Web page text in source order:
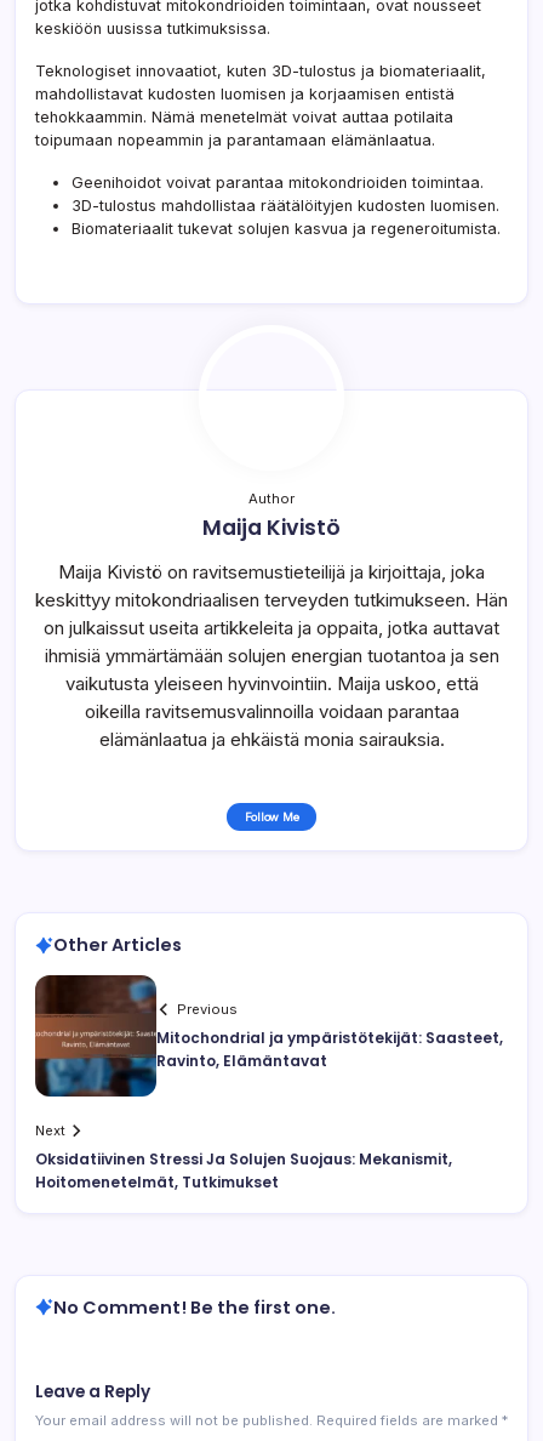
jotka kohdistuvat mitokondrioiden toimintaan, ovat nousseet
keskiöön uusissa tutkimuksissa.
Teknologiset innovaatiot, kuten 3D-tulostus ja biomateriaalit,
mahdollistavat kudosten luomisen ja korjaamisen entistä
tehokkaammin. Nämä menetelmät voivat auttaa potilaita
toipumaan nopeammin ja parantamaan elämänlaatua.
Geenihoidot voivat parantaa mitokondrioiden toimintaa.
3D-tulostus mahdollistaa räätälöityjen kudosten luomisen.
Biomateriaalit tukevat solujen kasvua ja regeneroitumista.
Author
Maija Kivistö
Maija Kivistö on ravitsemustieteilijä ja kirjoittaja, joka
keskittyy mitokondriaalisen terveyden tutkimukseen. Hän
on julkaissut useita artikkeleita ja oppaita, jotka auttavat
ihmisiä ymmärtämään solujen energian tuotantoa ja sen
vaikutusta yleiseen hyvinvointiin. Maija uskoo, että
oikeilla ravitsemusvalinnoilla voidaan parantaa
elämänlaatua ja ehkäistä monia sairauksia.
Follow Me
Other Articles
Previous
Mitochondrial ja ympäristötekijät: Saasteet,
Ravinto, Elämäntavat
Next
Oksidatiivinen Stressi Ja Solujen Suojaus: Mekanismit,
Hoitomenetelmät, Tutkimukset
No Comment! Be the first one.
Leave a Reply
Your email address will not be published. Required fields are marked *